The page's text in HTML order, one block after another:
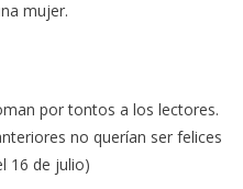
mujer.
por tontos a los lectores.
no querían ser felices
16 de julio)